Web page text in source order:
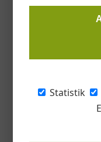
Statistik
Mit den 2. European
eines
Edelstahl Rostfrei,